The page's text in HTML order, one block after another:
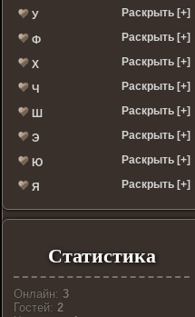
У Раскрыть [+]
Ф Раскрыть [+]
Х Раскрыть [+]
Ч Раскрыть [+]
Ш Раскрыть [+]
Э Раскрыть [+]
Ю Раскрыть [+]
Я Раскрыть [+]
Статистика
Онлайн:3
Гостей:2